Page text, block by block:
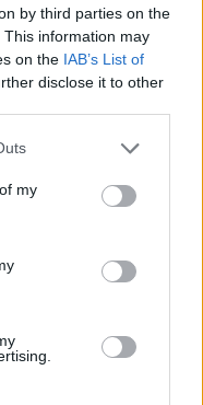
by third parties on the
This information may
on the IAB’s List of
disclose it to other
one or more Google
You may click to
third-party tags to
in below Google
my
3.510.000)
en verano, pero con el
un total de 27
(5,4 de media).
partidos que ha
media podría ser
la asistencia (jornada
los futbolistas en su